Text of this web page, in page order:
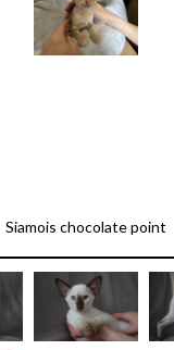
Siamois chocolate point